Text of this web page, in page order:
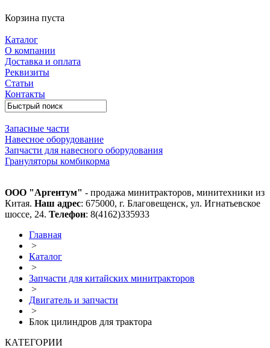
Корзина пуста
Каталог
О компании
Доставка и оплата
Реквизиты
Статьи
Контакты
Запасные части
Навесное оборудование
Запчасти для навесного оборудования
Грануляторы комбикорма
ООО "Аргентум" - продажа минитракторов, минитехники из
Китая. Наш адрес: 675000, г. Благовещенск, ул. Игнатьевское
шоссе, 24. Телефон: 8(4162)335933
Главная
>
Каталог
>
Запчасти для китайских минитракторов
>
Двигатель и запчасти
>
Блок цилиндров для трактора
КАТЕГОРИИ